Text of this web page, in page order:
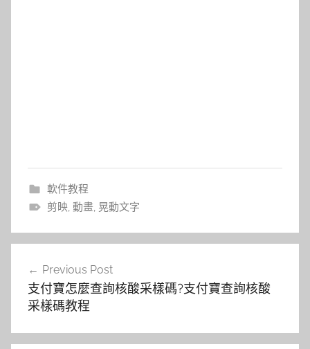
軟件教程
剪映, 動畫, 晃動文字
導
覽
Previous Post
支付寶怎麼查詢核酸采樣碼?支付寶查詢核酸
采樣碼教程